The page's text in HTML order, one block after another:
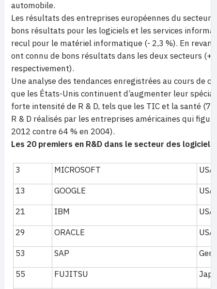
automobile.
Les résultats des entreprises européennes du secteur
bons résultats pour les logiciels et les services
recul pour le matériel informatique (- 2,3 %). En
ont connu de bons résultats dans les deux secteurs (+
respectivement).
Une analyse des tendances enregistrées au cours de
que les États-Unis continuent d’augmenter leur
forte intensité de R & D, tels que les TIC et la santé
R & D réalisés par les entreprises américaines qui
2012 contre 64 % en 2004).
Les 20 premiers en R&D dans le secteur des
3 MICROSOFT
USA
13
GOOGLE
USA
21
IBM
USA
29
ORACLE
USA
53
SAP
55
FUJITSU